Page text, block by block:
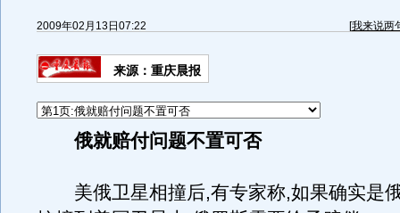
2009年02月13日07:22 [我来说两
来源：重庆晨报
俄就赔付问题不置可否
美俄卫星相撞后,有专家称,如果确实是